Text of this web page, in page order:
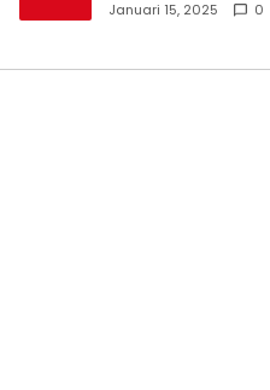
Perkenalan
Januari 15, 2025 0